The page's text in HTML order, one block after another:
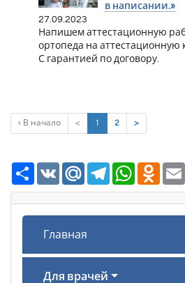
в написании.»
27.09.2023
Напишем аттестационную
ортопеда на
С гарантией по договору.
‹ В начало < 1 (current)
2 >
РесурсVK Mail.Ru TelegramWhatsApp
Главная
Для врачей